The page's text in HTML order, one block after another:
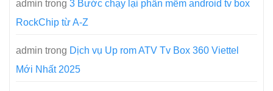
admin trong 3 Bước chạy lại phần mềm android tv box
RockChip từ A-Z
admin trong Dịch vụ Up rom ATV Tv Box 360 Viettel
Mới Nhất 2025